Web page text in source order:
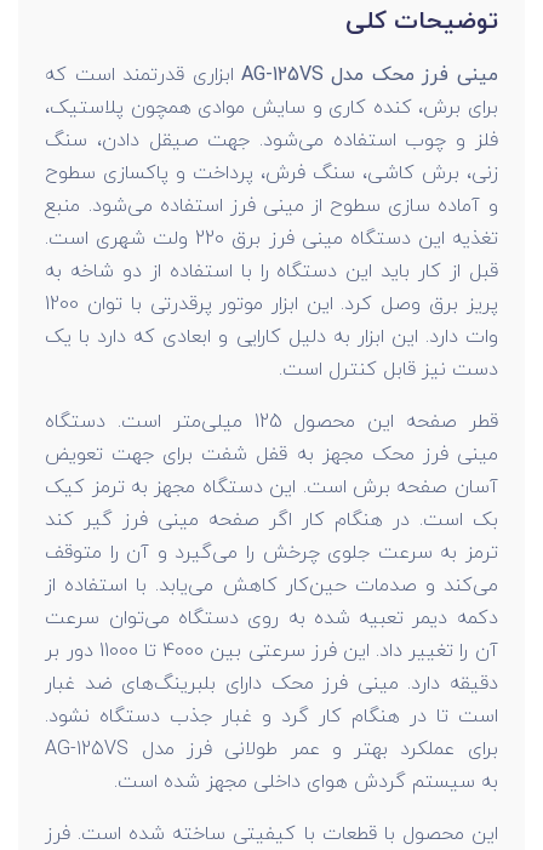
توضیحات کلی
مینی فرز محک مدل AG-125VS
ابزاری قدرتمند است که
برای برش، کنده کاری و سایش موادی همچون پلاستیک،
فلز و چوب استفاده می‌شود. جهت صیقل دادن، سنگ
زنی، برش کاشی، سنگ فرش، پرداخت و پاکسازی سطوح
و آماده سازی سطوح از مینی فرز استفاده می‌شود. منبع
تغذیه این دستگاه مینی فرز برق 220 ولت شهری است.
قبل از کار باید این دستگاه را با استفاده از دو شاخه به
پریز برق وصل کرد. این ابزار موتور پرقدرتی با توان 1200
وات دارد. این ابزار به دلیل کارایی و ابعادی که دارد با یک
دست نیز قابل کنترل است.
قطر صفحه این محصول 125 میلی‌متر است. دستگاه
مینی فرز محک مجهز به قفل شفت برای جهت تعویض
آسان صفحه برش است. این دستگاه مجهز به ترمز کیک
بک است. در هنگام کار اگر صفحه مینی فرز گیر کند
ترمز به سرعت جلوی چرخش را می‌گیرد و آن را متوقف
می‌کند و صدمات حین‌کار کاهش می‌یابد. با استفاده از
دکمه دیمر تعبیه شده به روی دستگاه می‌توان سرعت
آن را تغییر داد. این فرز سرعتی بین 4000 تا 11000 دور بر
دقیقه دارد. مینی فرز محک دارای بلبرینگ‌های ضد غبار
است تا در هنگام کار گرد و غبار جذب دستگاه نشود.
برای عملکرد بهتر و عمر طولانی فرز مدل AG-125VS
به سیستم گردش هوای داخلی مجهز شده است.
این محصول با قطعات با کیفیتی ساخته شده است. فرز